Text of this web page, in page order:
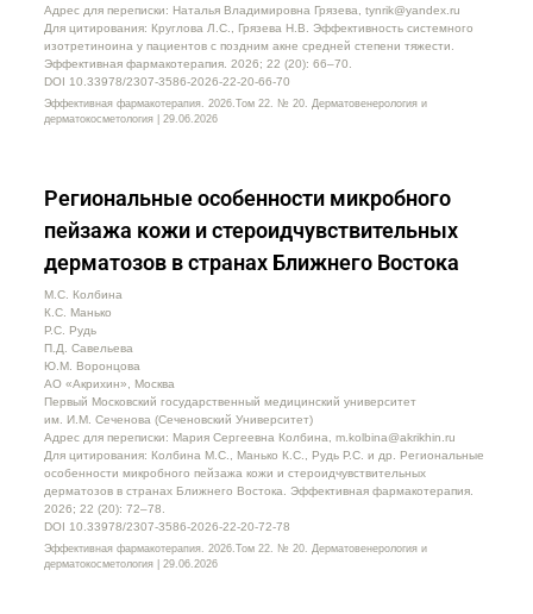
Адрес для переписки: Наталья Владимировна Грязева, tynrik@yandex.ru
Для цитирования: Круглова Л.С., Грязева Н.В. Эффективность системного
изотретиноина у пациентов с поздним акне средней степени тяжести.
Эффективная фармакотерапия. 2026; 22 (20): 66–70.
DOI 10.33978/2307-3586-2026-22-20-66-70
Эффективная фармакотерапия. 2026.Том 22. № 20. Дерматовенерология и
дерматокосметология | 29.06.2026
Региональные особенности микробного
пейзажа кожи и стероидчувствительных
дерматозов в странах Ближнего Востока
М.С. Колбина
К.С. Манько
Р.С. Рудь
П.Д. Савельева
Ю.М. Воронцова
АО «Акрихин», Москва
Первый Московский государственный медицинский университет
им. И.М. Сеченова (Сеченовский Университет)
Адрес для переписки: Мария Сергеевна Колбина, m.kolbina@akrikhin.ru
Для цитирования: Колбина М.С., Манько К.С., Рудь Р.С. и др. Региональные
особенности микробного пейзажа кожи и стероидчувствительных
дерматозов в странах Ближнего Востока. Эффективная фармакотерапия.
2026; 22 (20): 72–78.
DOI 10.33978/2307-3586-2026-22-20-72-78
Эффективная фармакотерапия. 2026.Том 22. № 20. Дерматовенерология и
дерматокосметология | 29.06.2026